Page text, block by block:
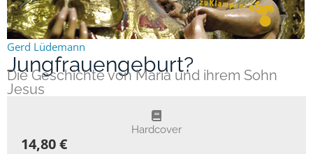
Gerd Lüdemann
Jungfrauengeburt?
Die Geschichte von Maria und ihrem Sohn
Jesus
Hardcover
14,80 €